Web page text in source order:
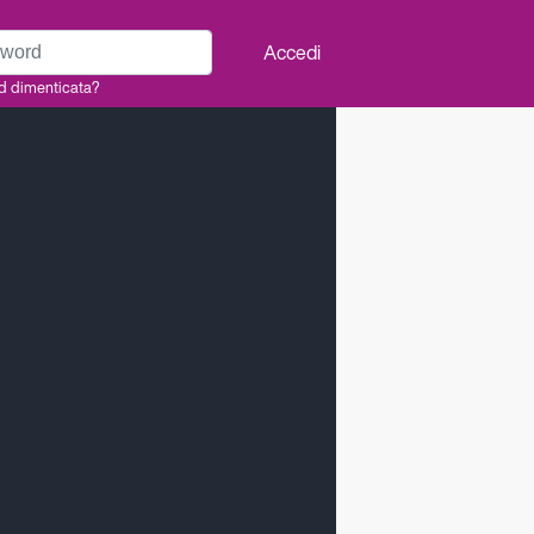
dimenticata?
Accedi